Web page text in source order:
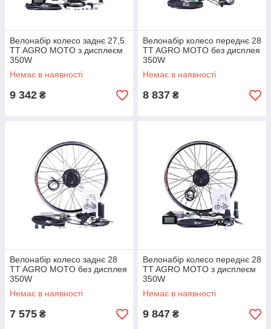
Велонабір колесо заднє 27,5
TT AGRO MOTO з дисплеєм
350W
Немає в наявності
9 342 ₴
Велонабір колесо переднє 28
TT AGRO MOTO без дисплея
350W
Немає в наявності
8 837 ₴
Велонабір колесо заднє 28
TT AGRO MOTO без дисплея
350W
Немає в наявності
7 575 ₴
Велонабір колесо переднє 28
TT AGRO MOTO з дисплеєм
350W
Немає в наявності
9 847 ₴